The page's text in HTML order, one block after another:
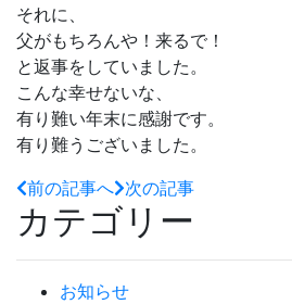
それに、
父がもちろんや！来るで！
と返事をしていました。
こんな幸せないな、
有り難い年末に感謝です。
有り難うございました。
前の記事へ 次の記事
カテゴリー
お知らせ